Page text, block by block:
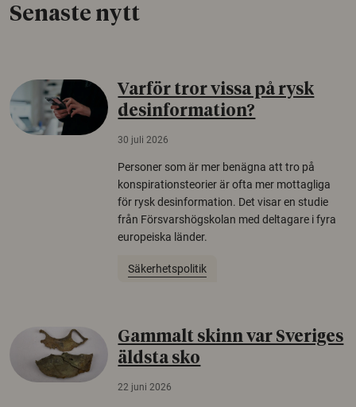
Senaste nytt
Varför tror vissa på rysk
desinformation?
30 juli 2026
Personer som är mer benägna att tro på
konspirationsteorier är ofta mer mottagliga
för rysk desinformation. Det visar en studie
från Försvarshögskolan med deltagare i fyra
europeiska länder.
Säkerhetspolitik
Gammalt skinn var Sveriges
äldsta sko
22 juni 2026